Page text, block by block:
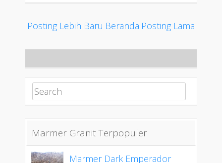
Posting Lebih Baru Posting Lama
Beranda
Search for:
Marmer Granit Terpopuler
Marmer Dark Emperador